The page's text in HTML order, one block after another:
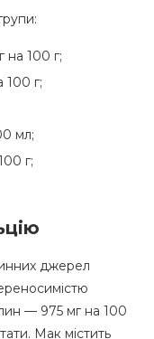
на 100 г;
г;
мл;
г;
джерел
— 975 мг на 100
Мак містить